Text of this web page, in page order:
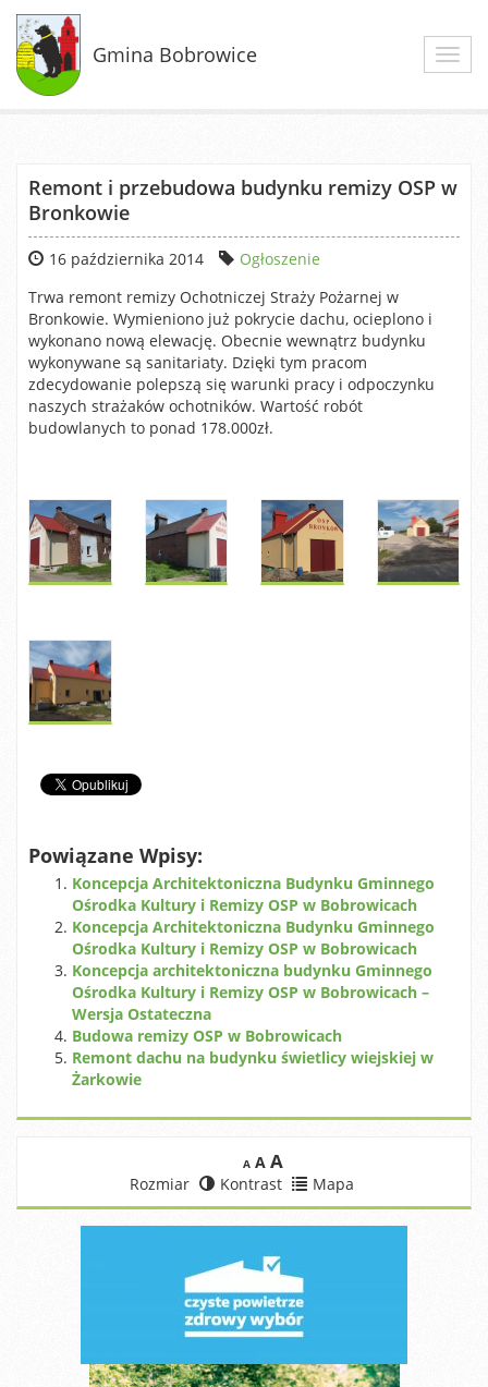
Gmina Bobrowice
Remont i przebudowa budynku remizy OSP w
Bronkowie
16 października 2014
Ogłoszenie
Trwa remont remizy Ochotniczej Straży Pożarnej w
Bronkowie. Wymieniono już pokrycie dachu, ocieplono i
wykonano nową elewację. Obecnie wewnątrz budynku
wykonywane są sanitariaty. Dzięki tym pracom
zdecydowanie polepszą się warunki pracy i odpoczynku
naszych strażaków ochotników. Wartość robót
budowlanych to ponad 178.000zł.
Powiązane Wpisy:
Koncepcja Architektoniczna Budynku Gminnego
Ośrodka Kultury i Remizy OSP w Bobrowicach
Koncepcja Architektoniczna Budynku Gminnego
Ośrodka Kultury i Remizy OSP w Bobrowicach
Koncepcja architektoniczna budynku Gminnego
Ośrodka Kultury i Remizy OSP w Bobrowicach –
Wersja Ostateczna
Budowa remizy OSP w Bobrowicach
Remont dachu na budynku świetlicy wiejskiej w
Żarkowie
A A A
Rozmiar Kontrast Mapa